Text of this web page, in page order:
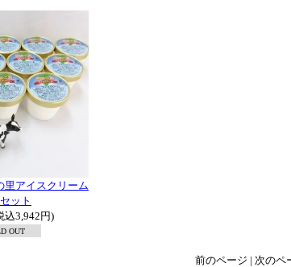
アイスクリーム
ット
込3,942円)
OUT
前のページ | 次のペ